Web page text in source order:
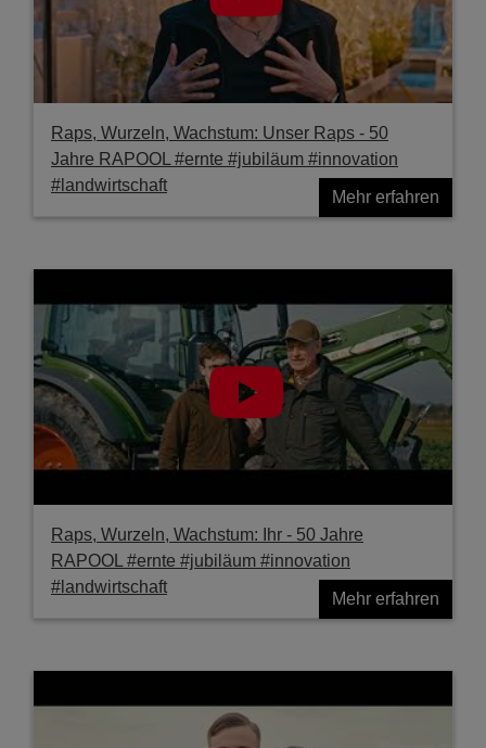
Raps, Wurzeln, Wachstum: Unser Raps - 50
Jahre RAPOOL #ernte #jubiläum #innovation
#landwirtschaft
Mehr erfahren
Raps, Wurzeln, Wachstum: Ihr - 50 Jahre
RAPOOL #ernte #jubiläum #innovation
#landwirtschaft
Mehr erfahren